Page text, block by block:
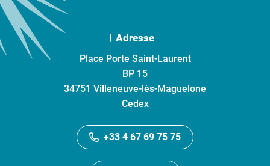
Adresse
Place Porte Saint-Laurent
BP 15
34751 Villeneuve-lès-Maguelone
Cedex
+33 4 67 69 75 75